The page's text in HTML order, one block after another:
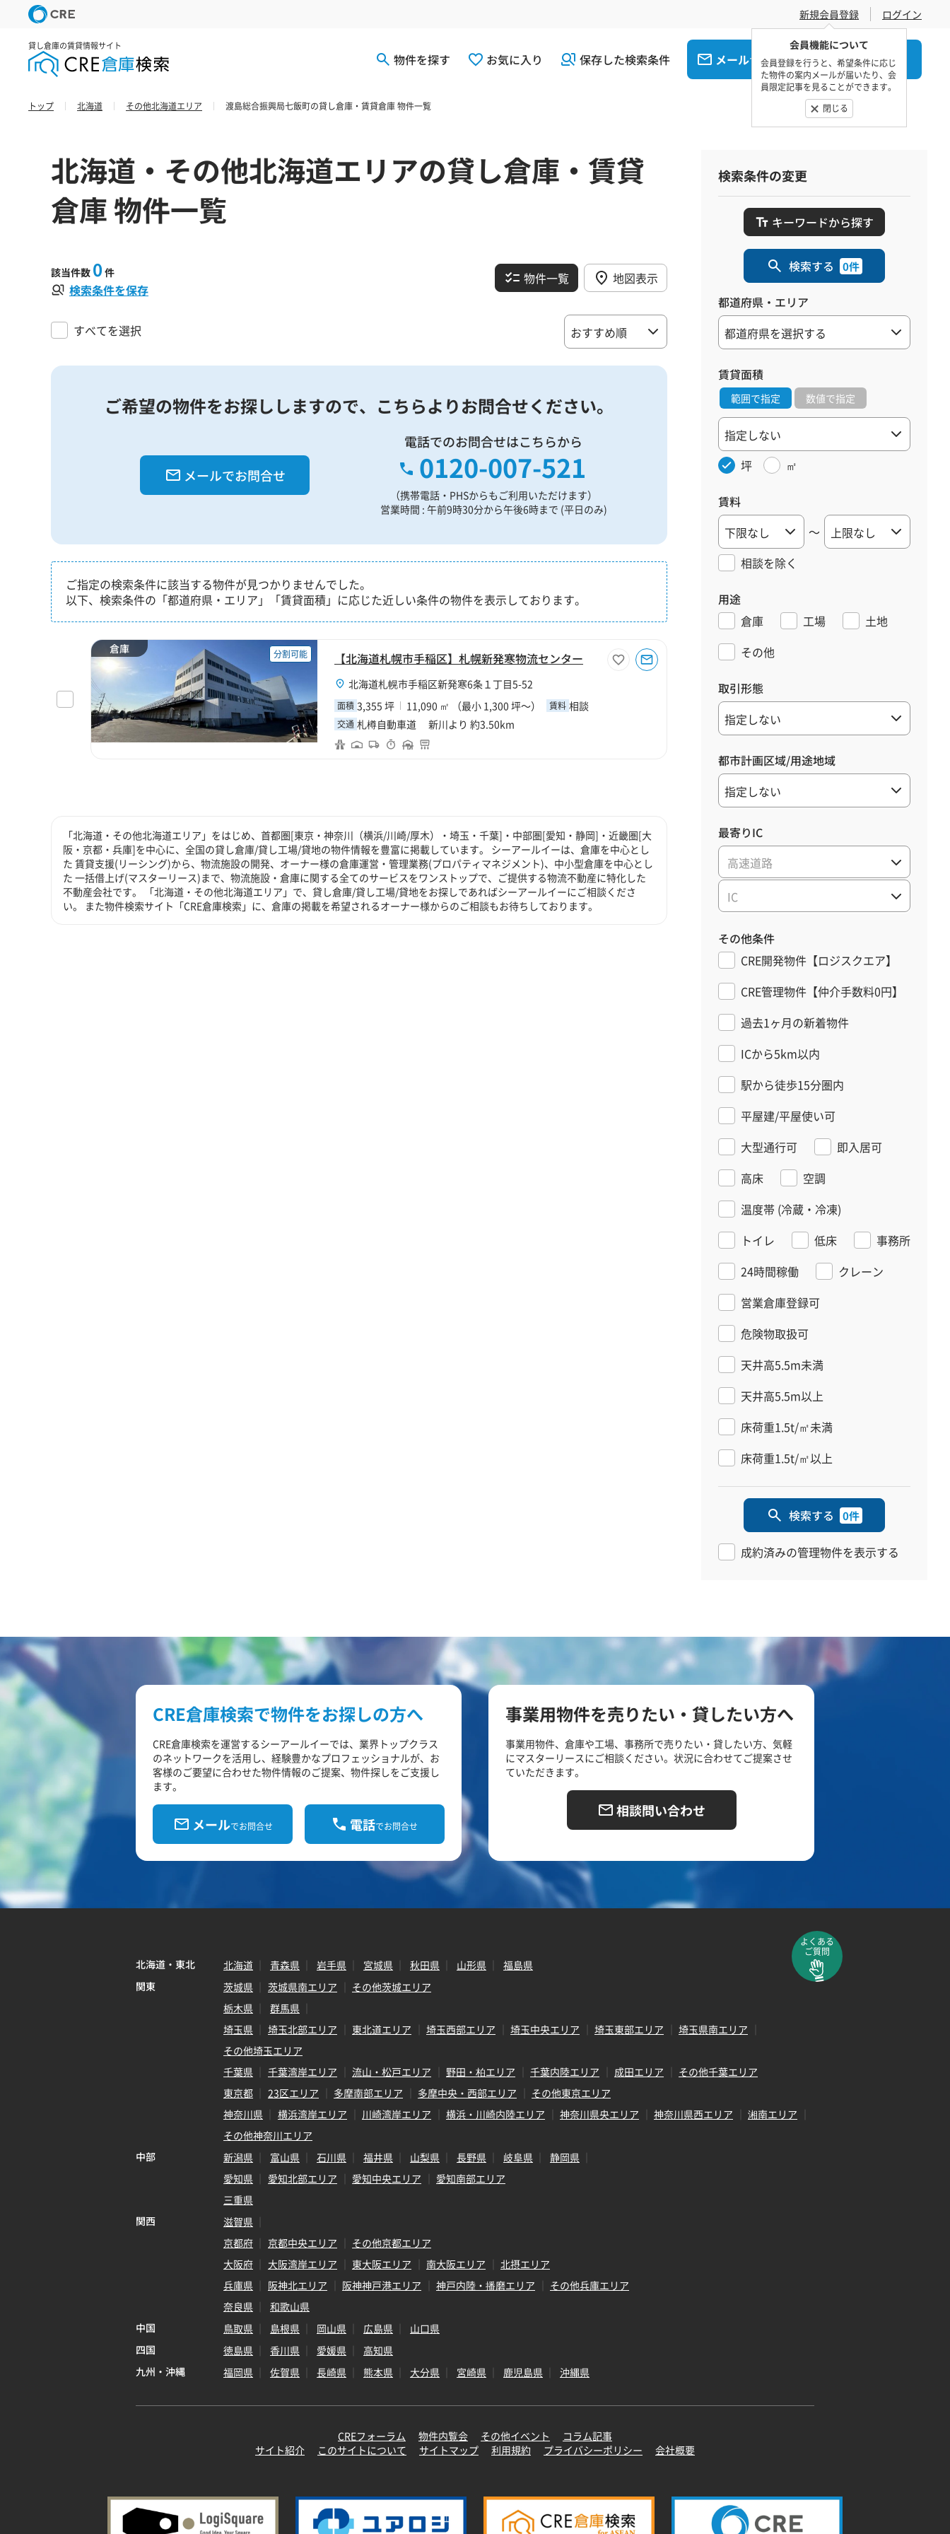
新規会員登録
会員機能について
会員登録を行うと、希望条件に応じ
た物件の案内メールが届いたり、会
員限定記事を見ることができます。
閉じる
ログイン
貸し倉庫の賃貸情報サイト
物件を探す お気に入り 保存した検索条件 メールでお問合せ 電話でお問合せ
トップ 北海道 その他北海道エリア 渡島総合振興局七飯町の貸し倉庫・賃貸倉庫 物件一覧
北海道・その他北海道エリアの貸し倉庫・賃貸
倉庫 物件一覧
該当件数 0 件
検索条件を保存
物件一覧 地図表示
すべてを選択
ご希望の物件をお探ししますので、 こちらよりお問合せください。
メールでお問合せ
電話でのお問合せはこちらから
0120-007-521
（携帯電話・PHSからもご利用いただけます）
営業時間 : 午前9時30分から午後6時まで (平日のみ)
ご指定の検索条件に該当する物件が見つかりませんでした。
以下、検索条件の「都道府県・エリア」「賃貸面積」に応じた近しい条件の物件を表示しております。
倉庫 分割可能 【北海道札幌市手稲区】札幌新発寒物流センター
北海道札幌市手稲区新発寒6条１丁目5-52
面積 3,355 坪 11,090 ㎡ （最小 1,300 坪～） 賃料 相談
交通 札樽自動車道 新川より 約3.50km
「北海道・その他北海道エリア」をはじめ、首都圏[東京・神奈川（横浜/川崎/厚木）・埼玉・千葉]・中部圏[愛知・静岡]・近畿圏[大
阪・京都・兵庫]を中心に、全国の貸し倉庫/貸し工場/貸地の物件情報を豊富に掲載しています。 シーアールイーは、倉庫を中心とし
た 賃貸支援(リーシング)から、物流施設の開発、オーナー様の倉庫運営・管理業務(プロパティマネジメント)、中小型倉庫を中心とし
た 一括借上げ(マスターリース)まで、物流施設・倉庫に関する全てのサービスをワンストップで、ご提供する物流不動産に特化した
不動産会社です。 「北海道・その他北海道エリア」で、貸し倉庫/貸し工場/貸地をお探しであればシーアールイーにご相談くださ
い。 また物件検索サイト「CRE倉庫検索」に、倉庫の掲載を希望されるオーナー様からのご相談もお待ちしております。
検索条件の変更
キーワードから探す
検索する 0件
都道府県・エリア
賃貸面積
範囲で指定 数値で指定
坪 ㎡
賃料
～
相談を除く
用途
倉庫
工場
土地
その他
取引形態
都市計画区域/用途地域
最寄りIC
高速道路
IC
その他条件
CRE開発物件【ロジスクエア】
CRE管理物件【仲介手数料0円】
過去1ヶ月の新着物件
ICから5km以内
駅から徒歩15分圏内
平屋建/平屋使い可
大型通行可
即入居可
高床
空調
温度帯 (冷蔵・冷凍)
トイレ
低床
事務所
24時間稼働
クレーン
営業倉庫登録可
危険物取扱可
天井高5.5m未満
天井高5.5m以上
床荷重1.5t/㎡未満
床荷重1.5t/㎡以上
検索する 0件
成約済みの管理物件を表示する
CRE倉庫検索で物件をお探しの方へ
CRE倉庫検索を運営するシーアールイーでは、業界トップクラス
のネットワークを活用し、経験豊かなプロフェッショナルが、お
客様のご要望に合わせた物件情報のご提案、物件探しをご支援し
ます。
メールでお問合せ 電話でお問合せ
事業用物件を売りたい・貸したい方へ
事業用物件、倉庫や工場、事務所で売りたい・貸したい方、気軽
にマスターリースにご相談ください。状況に合わせてご提案させ
ていただきます。
相談問い合わせ
よくある
ご質問
北海道・東北 北海道 青森県 岩手県 宮城県 秋田県 山形県
福島県
関東
茨城県 茨城県南エリア
その他茨城エリア
栃木県
群馬県
埼玉県
埼玉北部エリア 東北道エリア 埼玉西部エリア 埼玉中央エリア 埼玉東部エリア
埼玉県南エリア
その他埼玉エリア
千葉県
千葉湾岸エリア 流山・松戸エリア 野田・柏エリア 千葉内陸エリア 成田エリア
その他千葉エリア
東京都
23区エリア 多摩南部エリア 多摩中央・西部エリア
その他東京エリア
神奈川県
横浜湾岸エリア 川崎湾岸エリア 横浜・川崎内陸エリア 神奈川県央エリア 神奈川県西エリア
湘南エリア
その他神奈川エリア
中部
新潟県 富山県 石川県 福井県 山梨県 長野県 岐阜県
静岡県
愛知県
愛知北部エリア 愛知中央エリア
愛知南部エリア
三重県
関西
滋賀県
京都府
京都中央エリア
その他京都エリア
大阪府
大阪湾岸エリア 東大阪エリア 南大阪エリア
北摂エリア
兵庫県
阪神北エリア 阪神神戸港エリア 神戸内陸・播磨エリア
その他兵庫エリア
奈良県
和歌山県
中国
鳥取県 島根県 岡山県 広島県
山口県
四国
徳島県 香川県 愛媛県
高知県
九州・沖縄
福岡県 佐賀県 長崎県 熊本県 大分県 宮崎県 鹿児島県 沖縄県
CREフォーラム 物件内覧会 その他イベント
コラム記事
サイト紹介
このサイトについて サイトマップ 利用規約 プライバシーポリシー 会社概要